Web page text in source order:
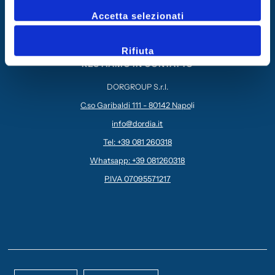
Accetta selezionati
Rifiuta
Chi siamo
RESTIAMO IN CONTATTO
DORGROUP S.r.l.
C.so Garibaldi 111 - 80142 Napoli
info@dordia.it
Tel: +39 081 260318
Whatsapp: +39 081260318
P.IVA 07095571217